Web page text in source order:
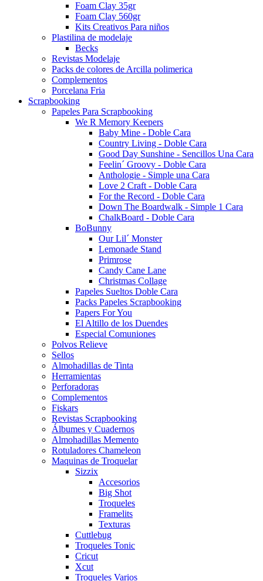
Foam Clay 35gr
Foam Clay 560gr
Kits Creativos Para niños
Plastilina de modelaje
Becks
Revistas Modelaje
Packs de colores de Arcilla polimerica
Complementos
Porcelana Fria
Scrapbooking
Papeles Para Scrapbooking
We R Memory Keepers
Baby Mine - Doble Cara
Country Living - Doble Cara
Good Day Sunshine - Sencillos Una Cara
Feelin´ Groovy - Doble Cara
Anthologie - Simple una Cara
Love 2 Craft - Doble Cara
For the Record - Doble Cara
Down The Boardwalk - Simple 1 Cara
ChalkBoard - Doble Cara
BoBunny
Our Lil´ Monster
Lemonade Stand
Primrose
Candy Cane Lane
Christmas Collage
Papeles Sueltos Doble Cara
Packs Papeles Scrapbooking
Papers For You
El Altillo de los Duendes
Especial Comuniones
Polvos Relieve
Sellos
Almohadillas de Tinta
Herramientas
Perforadoras
Complementos
Fiskars
Revistas Scrapbooking
Álbumes y Cuadernos
Almohadillas Memento
Rotuladores Chameleon
Maquinas de Troquelar
Sizzix
Accesorios
Big Shot
Troqueles
Framelits
Texturas
Cuttlebug
Troqueles Tonic
Cricut
Xcut
Troqueles Varios